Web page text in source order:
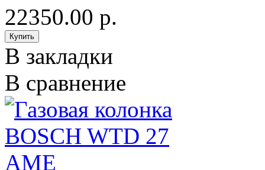
22350.00 р.
В закладки
В сравнение